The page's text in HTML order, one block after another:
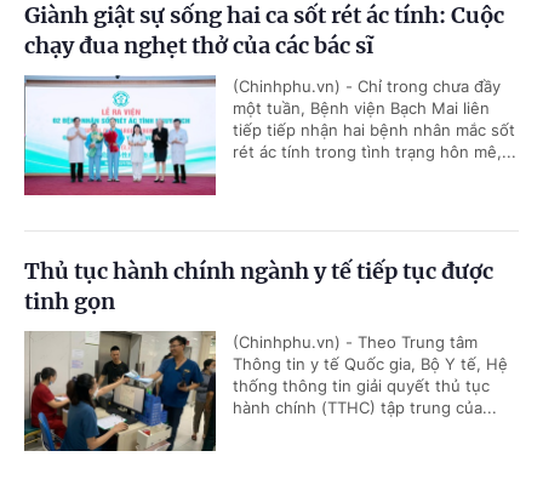
Giành giật sự sống hai ca sốt rét ác tính: Cuộc
chạy đua nghẹt thở của các bác sĩ
(Chinhphu.vn) - Chỉ trong chưa đầy
một tuần, Bệnh viện Bạch Mai liên
tiếp tiếp nhận hai bệnh nhân mắc sốt
rét ác tính trong tình trạng hôn mê,...
Thủ tục hành chính ngành y tế tiếp tục được
tinh gọn
(Chinhphu.vn) - Theo Trung tâm
Thông tin y tế Quốc gia, Bộ Y tế, Hệ
thống thông tin giải quyết thủ tục
hành chính (TTHC) tập trung của...